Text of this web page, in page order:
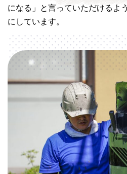
になる」と言っていただけるよ
にしています。